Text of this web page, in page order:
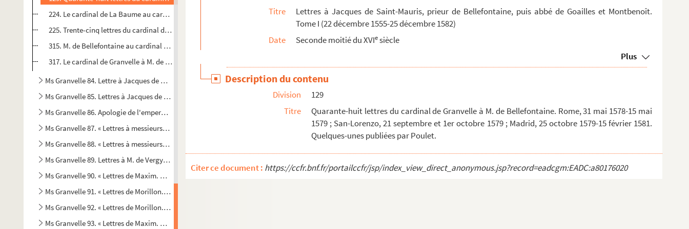
224. Le cardinal de La Baume au cardinal de Granvelle. 14 mars 1581. Extrait
225. Trente-cinq lettres du cardinal de Granvelle à M. de Bellefontaine. Madrid, 18 mars 1581 à 12 décemb...
315. M. de Bellefontaine au cardinal de Granvelle. Dole, 17 décembre 1582. Copie
317. Le cardinal de Granvelle à M. de Bellefontaine. Madrid, 19 et 23 décembre 1582. Copies signées
Ms Granvelle 84. Lettre à Jacques de Saint-Mauris, prieur de Bellefontaine. Tome II. 15 janvier 1583-11 septembre 158...
Ms Granvelle 85. Lettres à Jacques de Saint-Mauris, prieur de Bellefontaine. Tome III. (28 avril 1559-31 janvier 1601...
Ms Granvelle 86. Apologie de l'empereur Charles-Quint (13 août 1516-20 août 1537)
Ms Granvelle 87. « Lettres à messieurs de Vergy... Tome I. » (3 novembre 1510-12 septembre 1598)
Ms Granvelle 88. « Lettres à messieurs de Vergy... Tome II. » (1
Ms Granvelle 89. Lettres à M. de Vergy. Tome III. Correspondance des gouverneurs de Bourgogne, de la famille de Vergy...
Ms Granvelle 90. « Lettres de Maxim. Morillon, prévost d'Aire et despuis évesque de Tournay, au cardinal de Granvelle...
Ms Granvelle 91. « Lettres de Morillon... T. II. » (25 avril-7 octobre 1565)
Ms Granvelle 92. « Lettres de Morillon... T. III. » (20 janvier-31 décembre 1566)
Ms Granvelle 93. « Lettres de Maxim. Morillon... T. IV. » (18 janvier-21 décembre 1567)
Titre
Lettres à Jacques de Saint-Mauris, prieur de Bellefontaine, puis abbé de Goailles et Montbenoît.
Tome I (22 décembre 1555-25 décembre 1582)
Date
Seconde moitié du XVIesiècle
Plus
Description du contenu
Division
129
Titre
Quarante-huit lettres du cardinal de Granvelle à M. de Bellefontaine. Rome, 31 mai 1578-15 mai
1579 ; San-Lorenzo, 21 septembre et 1er octobre 1579 ; Madrid, 25 octobre 1579-15 février 1581.
Quelques-unes publiées par Poulet.
Citer ce document : https://ccfr.bnf.fr/portailccfr/jsp/index_view_direct_anonymous.jsp?record=eadcgm:EADC:a80176020